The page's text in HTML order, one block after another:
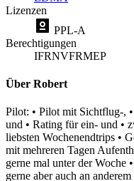
Lizenzen
PPL-A
Berechtigungen
IFRNVFRMEP
Über Robert
Pilot: • Pilot mit Sichtflug-,
und • Rating für ein- und •
liebsten Wochenendtrips •
mit mehreren Tagen
gerne mal unter der Woche
gerne aber auch an